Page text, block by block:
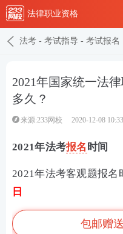
法律职业资格
法考 - 考试指导 - 考试报名
2021年国家统一法
多久？
来源:233网校 2020-12-08
2021年法考报名 时间
2021年法考客观题报名
日
包邮赠